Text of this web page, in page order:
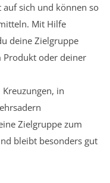
sich und können so
Mit Hilfe
deine Zielgruppe
Produkt oder deiner
in
Zielgruppe zum
bleibt besonders gut